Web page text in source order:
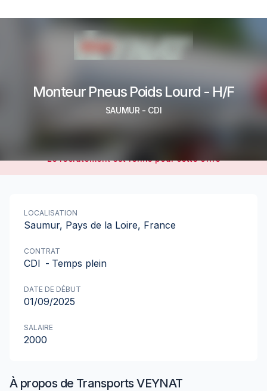
Monteur Pneus Poids Lourd - H/F
SAUMUR - CDI
Le recrutement est fermé pour cette offre
À propos de Transports VEYNAT
LOCALISATION
Saumur, Pays de la Loire, France
CONTRAT
CDI - Temps plein
DATE DE DÉBUT
01/09/2025
SALAIRE
2000